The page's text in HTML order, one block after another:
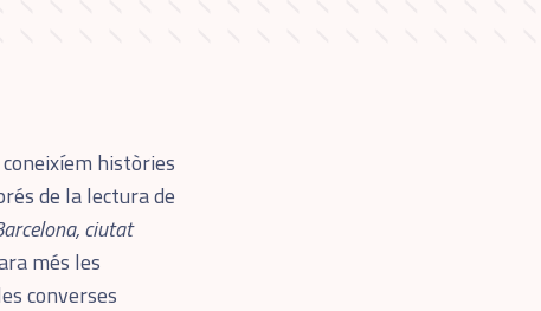
històries
de la lectura de
ciutat
més les
converses